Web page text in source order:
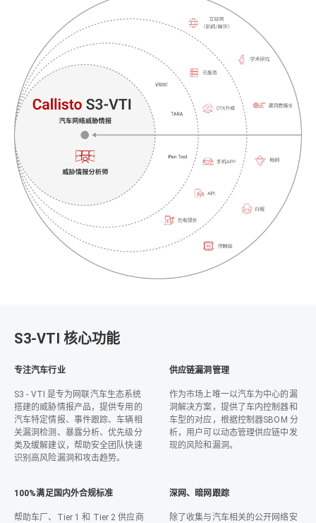
S3-VTI 核心功能
专注汽车行业
S3 - VTI 是专为网联汽车生态系统
搭建的威胁情报产品，提供专用的
汽车特定情报、事件跟踪、车辆相
关漏洞检测、暴露分析、优先级分
类及缓解建议，帮助安全团队快速
识别高风险漏洞和攻击趋势。
供应链漏洞管理
作为市场上唯一以汽车为中心的漏
洞解决方案，提供了车内控制器和
车型的对应，根据控制器SBOM 分
析，用户可以动态管理供应链中发
现的风险和漏洞。
100%满足国内外合规标准
帮助车厂、Tier 1 和 Tier 2 供应商
深网、暗网跟踪
除了收集与汽车相关的公开网络安